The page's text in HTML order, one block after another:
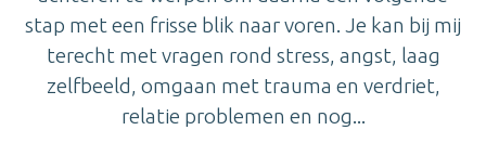
stap met een frisse blik naar voren. Je kan bij mij
terecht met vragen rond stress, angst, laag
zelfbeeld, omgaan met trauma en verdriet,
relatie problemen en nog...